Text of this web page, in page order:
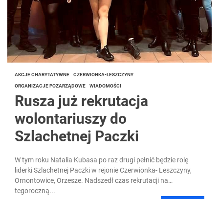
AKCJE CHARYTATYWNE CZERWIONKA-LESZCZYNY
ORGANIZACJE POZARZĄDOWE WIADOMOŚCI
Rusza już rekrutacja
wolontariuszy do
Szlachetnej Paczki
W tym roku Natalia Kubasa po raz drugi pełnić będzie rolę
liderki Szlachetnej Paczki w rejonie Czerwionka- Leszczyny,
Ornontowice, Orzesze. Nadszedł czas rekrutacji na
tegoroczną...